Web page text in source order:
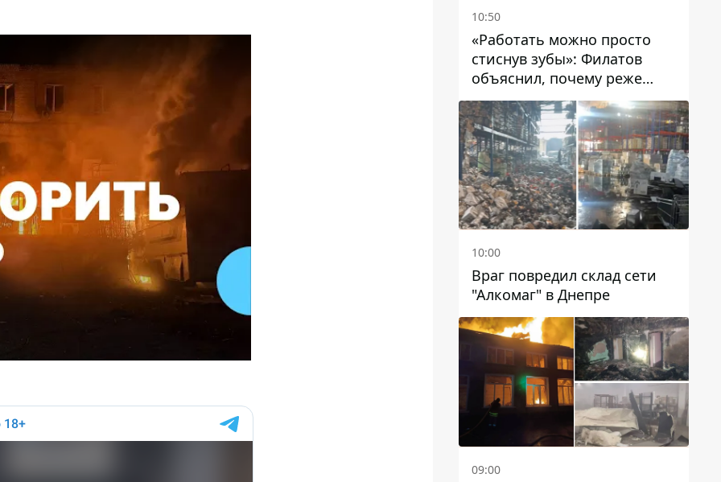
10:50
«Работать можно просто
стиснув зубы»: Филатов
объяснил, почему реже
пишет в соцсетях и
раскритиковал медийность
чиновников
10:00
Враг повредил склад сети
"Алкомаг" в Днепре
09:00